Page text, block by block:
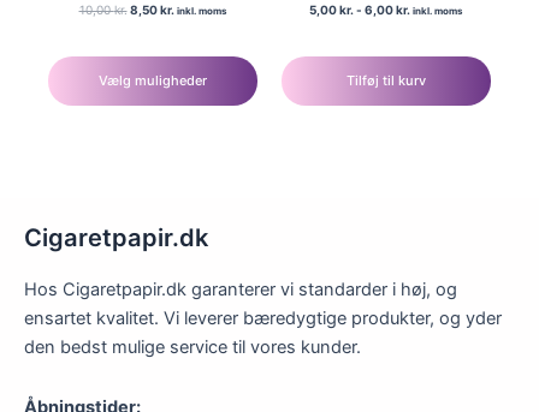
10,00kr. Den
var:
10,00 kr..
8,50kr.Den
er:
inkl. moms
Vælg muligheder
har
vælges
varesiden
5,00kr.- 6,00kr. inkl. moms
Tilføj til kurv
Cigaretpapir.dk
Hos Cigaretpapir.dk garanterer vi standarder i høj, og
ensartet kvalitet. Vi leverer bæredygtige produkter, og yder
den bedst mulige service til vores kunder.
Åbningstider: